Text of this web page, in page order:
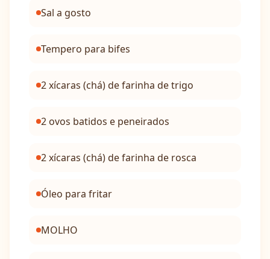
Sal a gosto
Tempero para bifes
2 xícaras (chá) de farinha de trigo
2 ovos batidos e peneirados
2 xícaras (chá) de farinha de rosca
Óleo para fritar
MOLHO